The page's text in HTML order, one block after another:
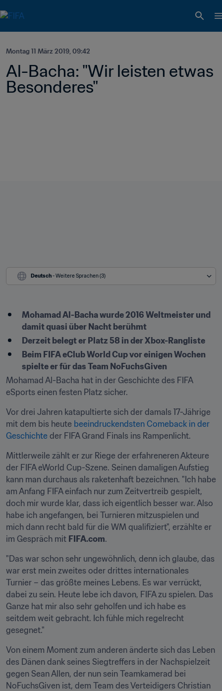
Montag 11 März 2019, 09:42
Al-Bacha: "Wir leisten etwas
Besonderes"
Deutsch - Weitere Sprachen (3)
Mohamad Al-Bacha wurde 2016 Weltmeister und
damit quasi über Nacht berühmt
Derzeit belegt er Platz 58 in der Xbox-Rangliste
Beim FIFA eClub World Cup vor einigen Wochen
spielte er für das Team NoFuchsGiven
Mohamad Al-Bacha hat in der Geschichte des FIFA
eSports einen festen Platz sicher.
Vor drei Jahren katapultierte sich der damals 17-Jährige
mit dem bis heute beeindruckendsten Comeback in der
Geschichte der FIFA Grand Finals ins Rampenlicht.
Mittlerweile zählt er zur Riege der erfahreneren Akteure
der FIFA eWorld Cup-Szene. Seinen damaligen Aufstieg
kann man durchaus als raketenhaft bezeichnen. "Ich habe
am Anfang FIFA einfach nur zum Zeitvertreib gespielt,
doch mir wurde klar, dass ich eigentlich besser war. Also
habe ich angefangen, bei Turnieren mitzuspielen und
mich dann recht bald für die WM qualifiziert", erzählte er
im Gespräch mit FIFA.com.
"Das war schon sehr ungewöhnlich, denn ich glaube, das
war erst mein zweites oder drittes internationales
Turnier – das größte meines Lebens. Es war verrückt,
dabei zu sein. Heute lebe ich davon, FIFA zu spielen. Das
Ganze hat mir also sehr geholfen und ich habe es
seitdem weit gebracht. Ich fühle mich regelrecht
gesegnet."
Von einem Moment zum anderen änderte sich das Leben
des Dänen dank seines Siegtreffers in der Nachspielzeit
gegen Sean Allen, der nun sein Teamkamerad bei
NoFuchsGiven ist, dem Team des Verteidigers Christian